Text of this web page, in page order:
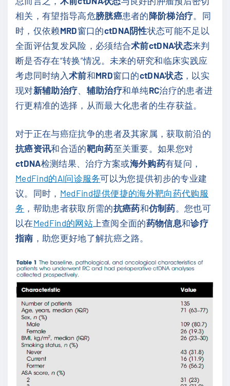
相关，有望指导高危膀胱癌患者的降阶梯治疗。同
时，仅依赖MRD窗口的ctDNA阴性状态可能不足以
全面评估复发风险，必须结合术前ctDNA状态来判
断是否存在“转换”情况。未来的研究和临床实践应
考虑同时纳入 术前和MRD窗口的ctDNA状态 ，以实
现对新辅助治疗、 辅助治疗和单纯RC治疗的患者进
行更精准的选择，从而最大化患者的生存获益。
对于正在与癌症抗争的患者及其家属，获取前沿的
抗癌资讯和合适的靶向药至关重要。如果您对
ctDNA检测结果、治疗方案或海外购药有疑问，
MedFind的AI问诊服务可以为您提供初步的专业建
议。同时， MedFind提供便捷的海外靶向药代购服
务 ，帮助患者获取所需的抗癌药和仿制药 。您也可
以在MedFind的网站上查阅全面的药物信息和诊疗
指南 ，助您更好地了解抗癌之路。